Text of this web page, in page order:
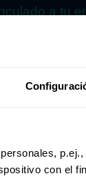
con el
a tu
votación.